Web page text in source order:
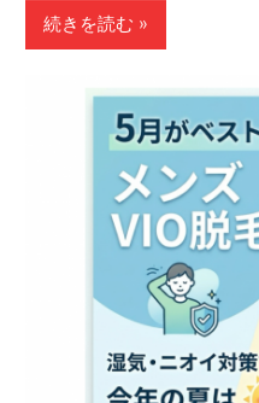
続きを読む »